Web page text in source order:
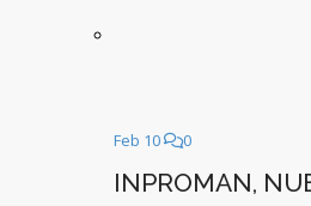
Feb 10 0
INPROMAN,